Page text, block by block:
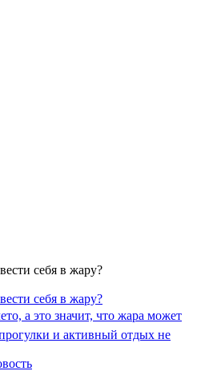
себя в жару?
себя в жару?
а это значит, что жара может
и активный отдых не